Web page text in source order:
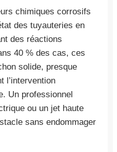
chimiques corrosifs
des tuyauteries en
des réactions
40 % des cas, ces
solide, presque
l’intervention
Un professionnel
ou un jet haute
sans endommager